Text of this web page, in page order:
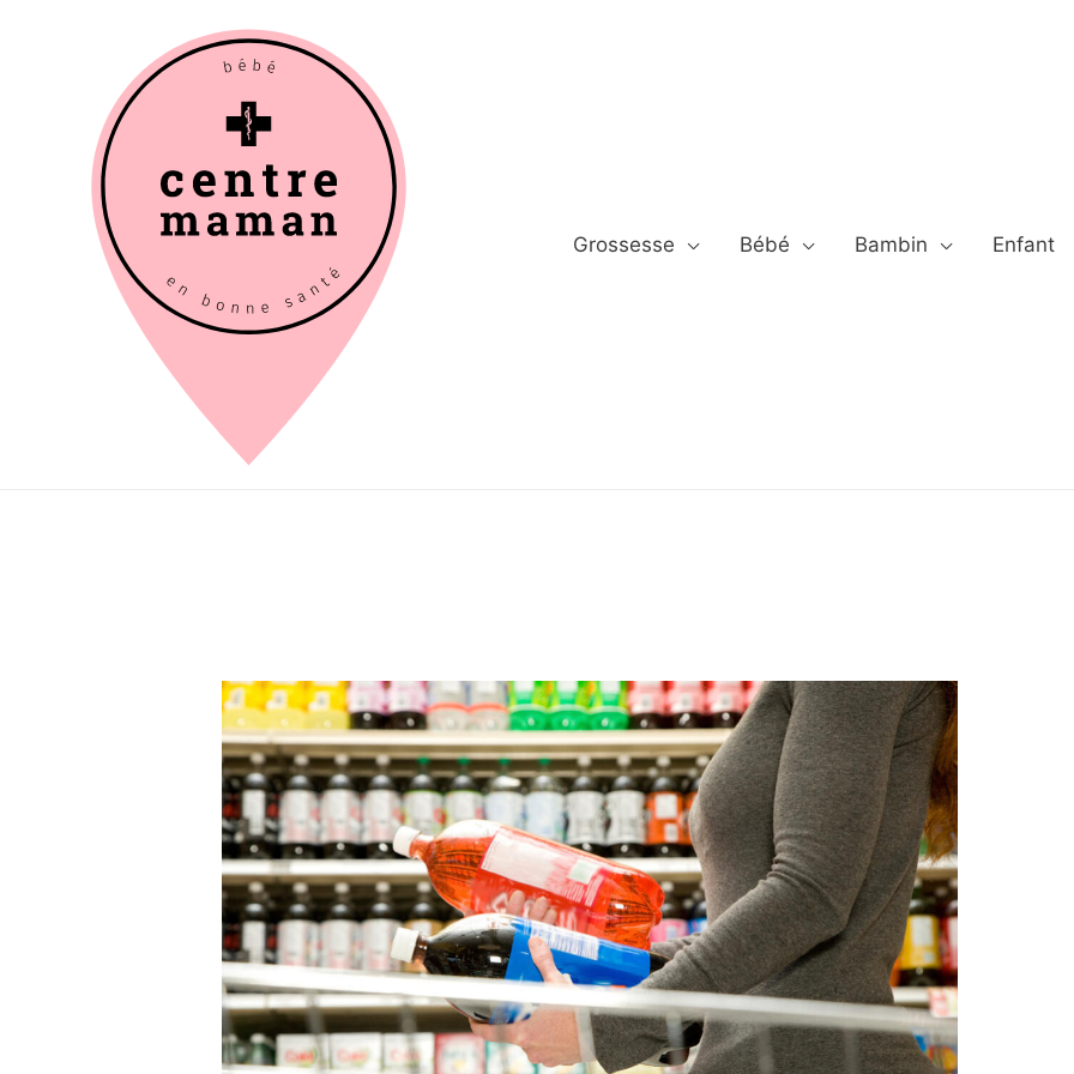
Grossesse Bébé Bambin Enfant